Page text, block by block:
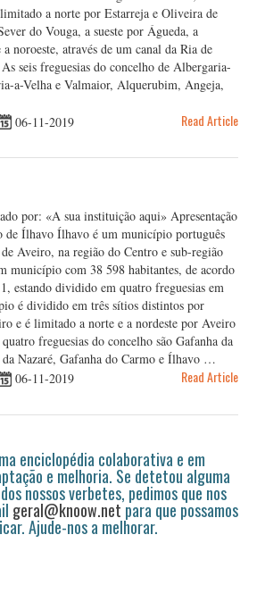
a norte por Estarreja e Oliveira de
do Vouga, a sueste por Águeda, a
noroeste, através de um canal da Ria de
seis freguesias do concelho de Albergaria-
a-Velha e Valmaior, Alquerubim, Angeja,
06-11-2019 Read Article
por: «A sua instituição aqui» Apresentação
de Ílhavo Ílhavo é um município português
Aveiro, na região do Centro e sub-região
município com 38 598 habitantes, de acordo
estando dividido em quatro freguesias em
é dividido em três sítios distintos por
e é limitado a norte e a nordeste por Aveiro
freguesias do concelho são Gafanha da
da Nazaré, Gafanha do Carmo e Ílhavo …
06-11-2019 Read Article
enciclopédia colaborativa e em
e melhoria. Se detetou alguma
nossos verbetes, pedimos que nos
geral@knoow.netpara que possamos
Ajude-nos a melhorar.